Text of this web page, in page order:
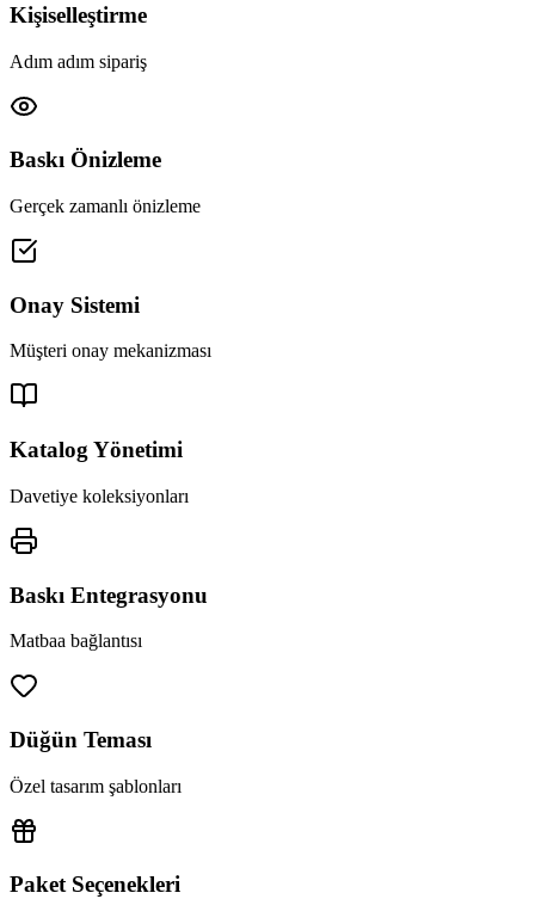
Kişiselleştirme
Adım adım sipariş
Baskı Önizleme
Gerçek zamanlı önizleme
Onay Sistemi
Müşteri onay mekanizması
Katalog Yönetimi
Davetiye koleksiyonları
Baskı Entegrasyonu
Matbaa bağlantısı
Düğün Teması
Özel tasarım şablonları
Paket Seçenekleri